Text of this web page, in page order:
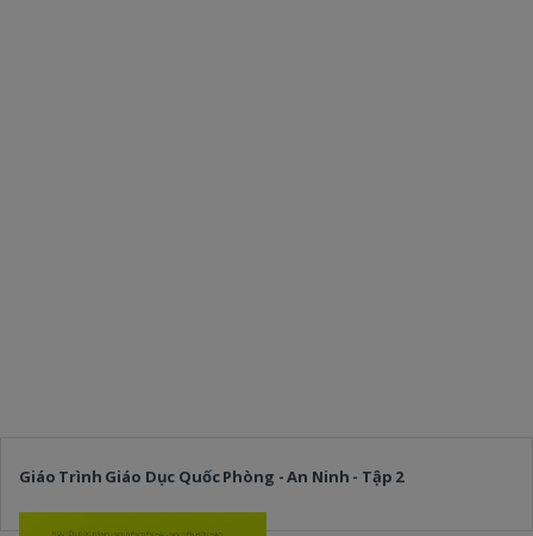
Giáo Trình Giáo Dục Quốc Phòng - An Ninh - Tập 2